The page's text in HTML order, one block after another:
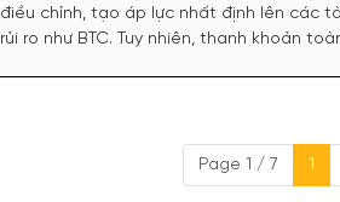
điều chỉnh, tạo áp lực nhất định lên các
rủi ro như BTC. Tuy nhiên, thanh khoản
phản ánh tâm lý thận trọng của dòng
Page 1 / 7
1